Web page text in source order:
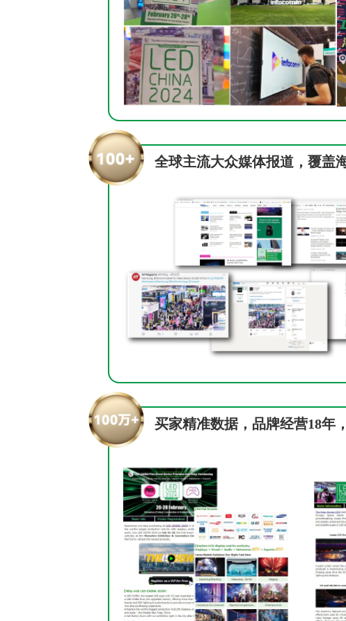
全球主流大众媒体报道，覆盖
买家精准数据，品牌经营18年